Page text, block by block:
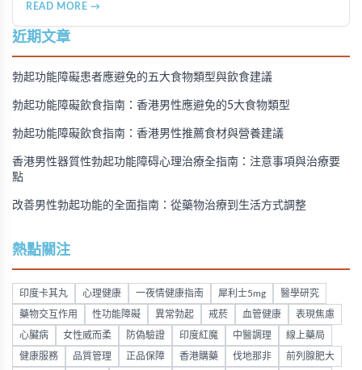
購買方法，並提供真實用戶經驗分享。
READ MORE →
近期文章
勃起功能障礙患者應避免的五大食物類型與飲食建議
勃起功能障礙飲食指南：香港男性應避免的5大食物類型
勃起功能障礙飲食指南：香港男性推薦食材與營養建議
香港男性器質性勃起功能障碍心理治療全指南：注意事項與治療要
點
改善男性勃起功能的全面指南：從藥物治療到生活方式調整
熱點關注
印度卡其丸 心理健康 一夜情健康指南 犀利士5mg 醫學研究
藥物交互作用 性功能障礙 異常勃起 戒菸 血管健康 表現焦慮
心臟病 女性威而柔 防偽驗證 印度紅魔 中醫調理 線上藥局
健康服務 品質管理 正品保障 香港購藥 伐地那非 前列腺肥大